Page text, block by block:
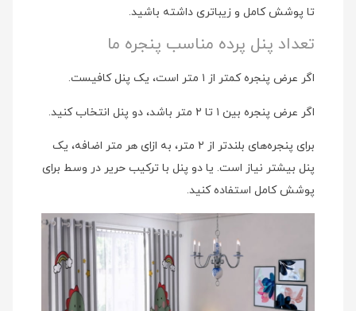
تا پوشش کامل و زیباتری داشته باشید.
تعداد پنل پرده مناسب پنجره ما
اگر عرض پنجره کمتر از ۱ متر است، یک پنل کافیست.
اگر عرض پنجره بین ۱ تا ۲ متر باشد، دو پنل انتخاب کنید.
برای پنجره‌های بلندتر از ۲ متر، به ازای هر متر اضافه، یک
پنل بیشتر نیاز است. یا دو پنل با ترکیب حریر در وسط برای
پوشش کامل استفاده کنید.